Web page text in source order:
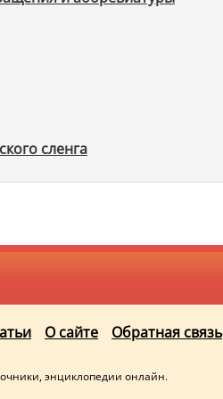
сленга
О сайте Обратная связь
энциклопедии онлайн.